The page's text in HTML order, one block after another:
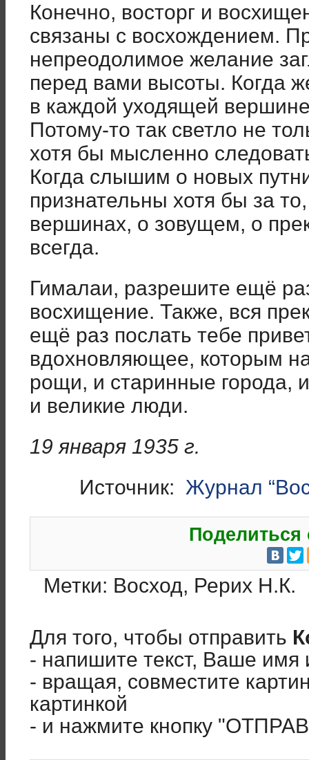
Конечно, восторг и
связаны с восхождением.
непреодолимое желание
перед вами высоты. Когда
в каждой уходящей
Потому-то так светло не
хотя бы мысленно
Когда слышим о новых
признательны хотя бы за
вершинах, о зовущем, о
всегда.
Гималаи, разрешите ещё
восхищение. Также, вся
ещё раз послать тебе
вдохновляющее, которым
рощи, и старинные города,
и великие люди.
19 января 1935 г.
Источник: Журнал
Поделиться
Метки: Восход, Рерих Н.К.
Для того, чтобы отправить
- напишите текст, Ваше имя
- вращая, совместите
картинкой
- и нажмите кнопку